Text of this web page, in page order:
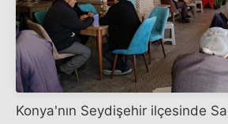
Konya'nın Seydişehir ilçesinde